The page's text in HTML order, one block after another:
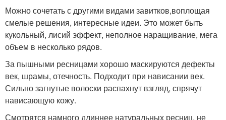
Можно сочетать с другими видами завитков,воплощая
смелые решения, интересные идеи. Это может быть
кукольный, лисий эффект, неполное наращивание, мега
объем в несколько рядов.
За пышными ресницами хорошо маскируются дефекты
век, шрамы, отечность. Подходит при нависании век.
Сильно загнутые волоски распахнут взгляд, спрячут
нависающую кожу.
Смотрятся намного длиннее натуральных ресниц, не